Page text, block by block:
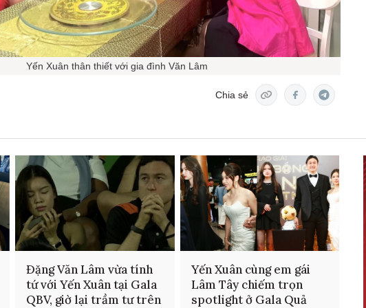
Yến Xuân thân thiết với gia đình Văn Lâm
Chia sẻ
Đặng Văn Lâm vừa tính
tứ với Yến Xuân tại Gala
QBV, giờ lại trầm tư trên
Yến Xuân cùng em gái
Lâm Tây chiếm trọn
spotlight ở Gala Quả